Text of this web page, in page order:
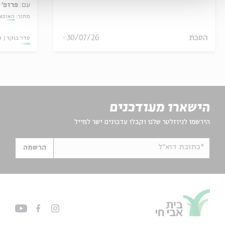
הסכת 30/07/26
עם: פרופ'
מתוך:
סדר בוקר
הישארו מעודכנים
הירשמו לניוזלטר שלנו וקבלו עדכונים ישר למייל
*כתובת דוא"ל הרשמה